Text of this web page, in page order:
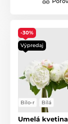
-30%
Výpredaj
Bílo-r Bílá
Umelá